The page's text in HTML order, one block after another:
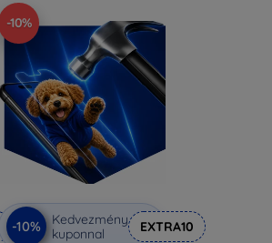
-10%
-10%
Kedvezmény
kuponnal
EXTRA10